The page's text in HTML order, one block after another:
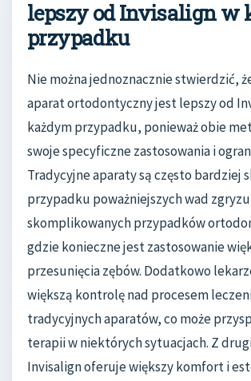
lepszy od Invisalign w
przypadku
Nie można jednoznacznie stwierdzić,
aparat ortodontyczny jest lepszy od
każdym przypadku, ponieważ obie
swoje specyficzne zastosowania i
Tradycyjne aparaty są często bardziej
przypadku poważniejszych wad
skomplikowanych przypadków
gdzie konieczne jest zastosowanie
przesunięcia zębów. Dodatkowo
większą kontrolę nad procesem
tradycyjnych aparatów, co może
terapii w niektórych sytuacjach. Z
Invisalign oferuje większy komfort i